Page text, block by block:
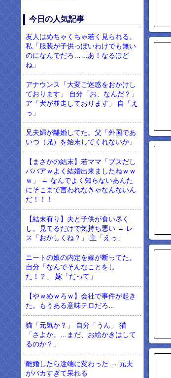
今日の人気記事
友人はめちゃくちゃ若く見られる。
私「服装が子供っぽいわけでも無い
のになんでだろ……あ！なるほど
ね」
アナウンス「大変ご迷惑をおかけし
ております」 自分「お、なんだ？」
ア「犬が並走しております」 自「え
っ」
兄夫婦が離婚してた。父「外国であ
いつ（兄）を始末してくれないか」
【まさかの結末】若ママ「ブスだし
ババアｗよく結婚出来ましたねｗｗ
ｗ」 → なんでよく知らないあんた
にそこまで言われなきゃなんないん
だ！！！
【結末有り】夫と子供が食い尽く
し。見てるだけで気持ち悪い → レ
ス「おかしくね？」 主「えっ」
ニートの娘の内定を嫁が断ってた。
自分「なんでそんなことをし
た！？」 嫁「だって」
【やｗめｗろｗ】会社で事件が起き
た。もうある意味テロだろ…
猫「元気か？」 自分「うん」 猫
「さよか。…まだ、お絵かきはして
るのか？」
離婚したら途端に変わった → 元夫
がバカすぎて呆れる